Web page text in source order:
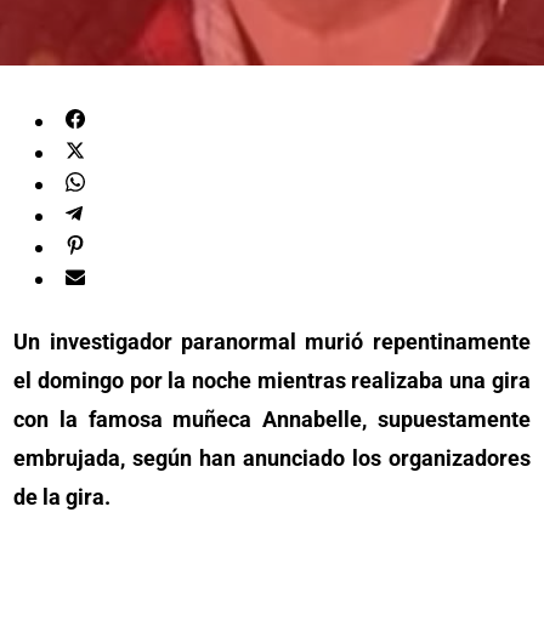
Un investigador paranormal murió repentinamente
el domingo por la noche mientras realizaba una gira
con la famosa muñeca Annabelle, supuestamente
embrujada, según han anunciado los organizadores
de la gira.